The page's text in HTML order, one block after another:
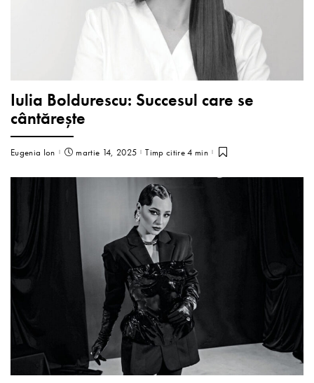
Iulia Boldurescu: Succesul care se
cântăreşte
Eugenia Ion martie 14, 2025 Timp citire 4 min